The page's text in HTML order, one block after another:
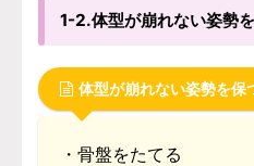
1-2.体型が崩れない姿勢
体型が崩れない姿勢を保
・骨盤をたてる